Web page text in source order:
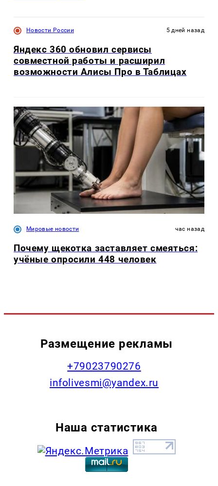
Новости России 5 дней назад
Яндекс 360 обновил сервисы
совместной работы и расширил
возможности Алисы Про в Таблицах
Мировые новости час назад
Почему щекотка заставляет смеяться:
учёные опросили 448 человек
Размещение рекламы
+79023790276
infolivesmi@yandex.ru
Наша статистика